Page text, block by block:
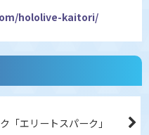
hololive-kaitori/
「エリートスパーク」